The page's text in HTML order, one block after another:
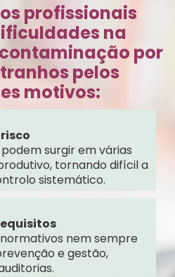
profissionais
na
por
pelos
motivos:
surgir em várias
tornando difícil a
sistemático.
nem sempre
e gestão,